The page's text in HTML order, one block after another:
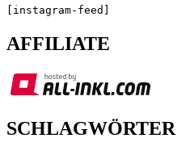
[instagram-feed]
AFFILIATE
SCHLAGWÖRTER